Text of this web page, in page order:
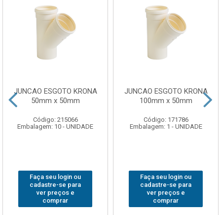
JUNCAO ESGOTO KRONA
50mm x 50mm
Código: 215066
Embalagem: 10 - UNIDADE
Faça seu login ou
cadastre-se para
ver preços e
comprar
JUNCAO ESGOTO KRONA
100mm x 50mm
Código: 171786
Embalagem: 1 - UNIDADE
Faça seu login ou
cadastre-se para
ver preços e
comprar